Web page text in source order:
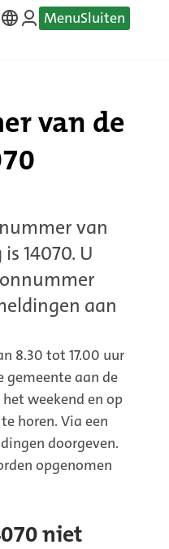
—
MenuSluiten
van de
van
14070. U
aan
8.30 tot 17.00 uur
gemeente aan de
het weekend en op
horen. Via een
doorgeven.
opgenomen
niet